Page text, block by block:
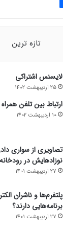
تازه ترین
لایسنس اشتراکی
25 اردیبهشت 1402
ارتباط بین تلفن
10 اردیبهشت 1402
تصاویری از سواری
نوزادهایش در
27 اردیبهشت 1401
پلتفرم‌ها و ناشران
برنامه‌هایی دارند؟
27 اردیبهشت 1401